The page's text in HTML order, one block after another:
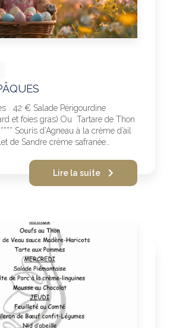
42 € Salade Périgourdine
et foies gras) Ou Tartare de Thon
Souris d’Agneau à la crème d’ail
de Sandre crème safranée…
Lire la suite